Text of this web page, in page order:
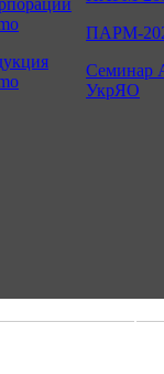
ПАРМ-
Семинар
УкрЯО